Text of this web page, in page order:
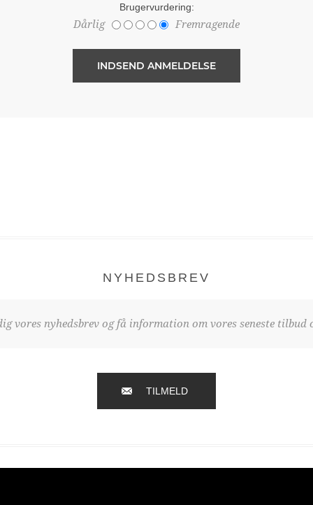
Brugervurdering:
Dårlig Fremragende
NYHEDSBREV
vores nyhedsbrev og få information om vores seneste tilbud
TILMELD